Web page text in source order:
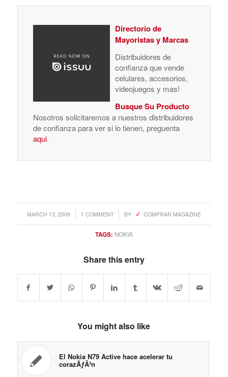
Directorio de
Mayoristas y Marcas
Distribuidores de
confianza que vende
celulares, accesorios,
videojuegos y mas!
Busque Su Producto
Nosotros solicitaremos a nuestros distribuidores
de confianza para ver si lo tienen, preguenta
aqui.
MARCH 13, 2009
/ 1 COMMENT
/ BY COMPRAR MAGAZINE
TAGS: NOKIA
Share this entry
You might also like
El Nokia N79 Active hace acelerar tu
corazÃƒÂ³n